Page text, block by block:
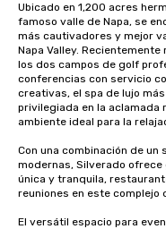
Ubicado en 1,200 acres
famoso valle de Napa, se
más cautivadores y mejor
Napa Valley.
los dos campos de golf
conferencias con servicio
creativas, el spa de lujo
privilegiada en la aclamada
ambiente ideal para la
Con una combinación de
modernas, Silverado ofrece
única y tranquila,
reuniones en este complejo
El versátil espacio para